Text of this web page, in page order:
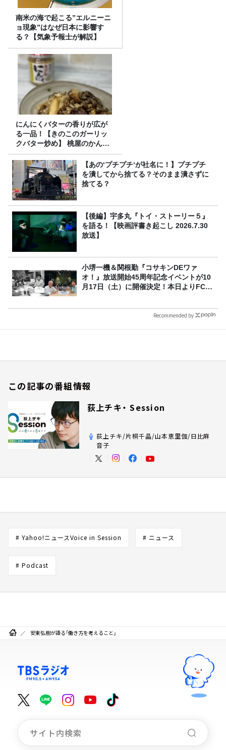
南米の海で起こる”エルニーニ
ョ現象”はなぜ日本に影響す
る？【気象予報士が解説】
にんにくバターの香りが広が
る一品！【きのこのガーリッ
クバター炒め】 桃屋のかんた
んレシピ
【あの‘プチプチ‘が社名に！】プチプチ
を潰してから捨てる？そのまま潰さずに
捨てる？
【後編】宇多丸『トイ・ストーリー５』
を語る！【映画評書き起こし 2026.7.30
放送】
小堺一機＆関根勤『コサキンDEワァ
オ！』放送開始45周年記念イベントが10
月17日（土）に開催決定！本日よりFC先
Recommended by
この記事の番組情報
荻上チキ・ Session
荻上チキ/片桐千晶/山本恵里伽/日比麻
音子
# Yahoo!ニュースVoice in Session # ニュース
# Podcast
安東弘樹が語る「働き方を考えること」